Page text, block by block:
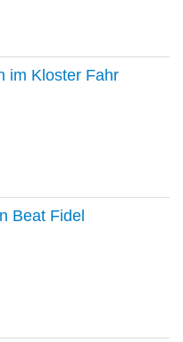
im Kloster Fahr
Beat Fidel